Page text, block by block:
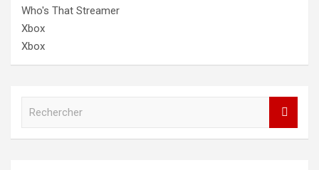
Who's That Streamer
Xbox
Xbox